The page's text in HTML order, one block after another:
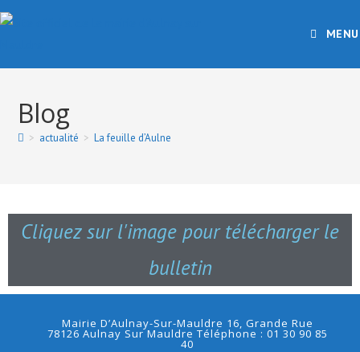
MENU
Blog
> actualité > La feuille d’Aulne
Cliquez sur l'image pour télécharger le
bulletin
Mairie D’Aulnay-Sur-Mauldre 16, Grande Rue
78126 Aulnay Sur Mauldre Téléphone : 01 30 90 85
40